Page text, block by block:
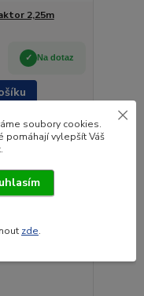
2,25m
Na dotaz
soubory cookies.
pomáhají vylepšít Váš
zde.